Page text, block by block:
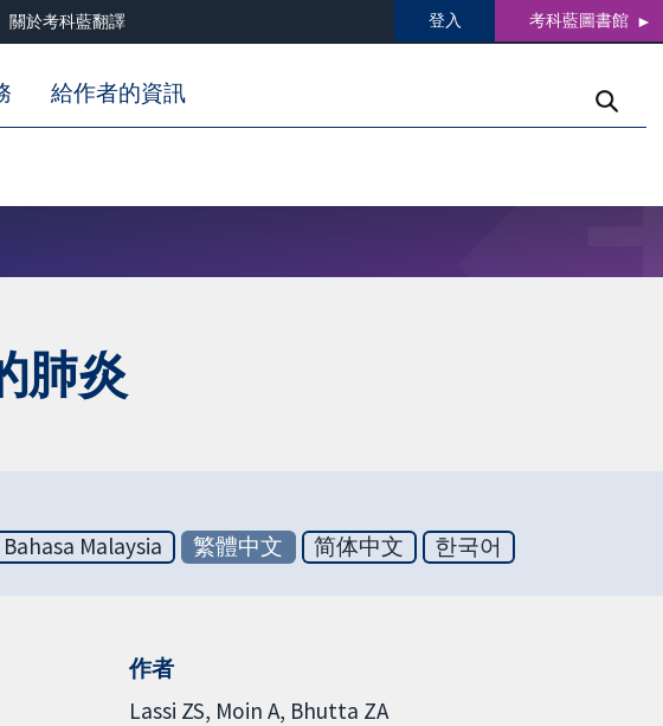
關於考科藍翻譯 登入 考科藍圖書館
給作者的資訊
肺炎
Bahasa Malaysia 繁體中文 简体中文 한국어
作者
Lassi ZS Moin A Bhutta ZA